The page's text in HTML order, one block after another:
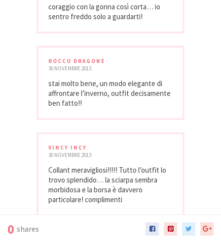
coraggio con la gonna così corta… io
sentro freddo solo a guardarti!
ROCCO DRAGONE
30 NOVEMBRE 2013
stai molto bene, un modo elegante di
affrontare l’inverno, outfit decisamente
ben fatto!!
VINCY INCY
30 NOVEMBRE 2013
Collant meravigliosi!!!!! Tutto l’outfit lo
trovo splendido… la sciarpa sembra
morbidosa e la borsa è davvero
particolare! complimenti
0 shares